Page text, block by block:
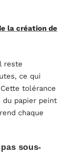
la création de
reste
ce qui
tolérance
du papier peint
chaque
sous-